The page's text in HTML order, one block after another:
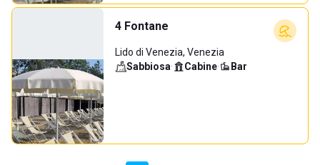
4 Fontane
Lido di Venezia, Venezia
Sabbiosa· Cabine· Bar